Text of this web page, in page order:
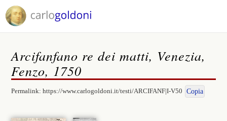
Arcifanfano re dei matti, Venezia,
Fenzo, 1750
Permalink:https://www.carlogoldoni.it/testi/ARCIFANF|I-V50 Copia